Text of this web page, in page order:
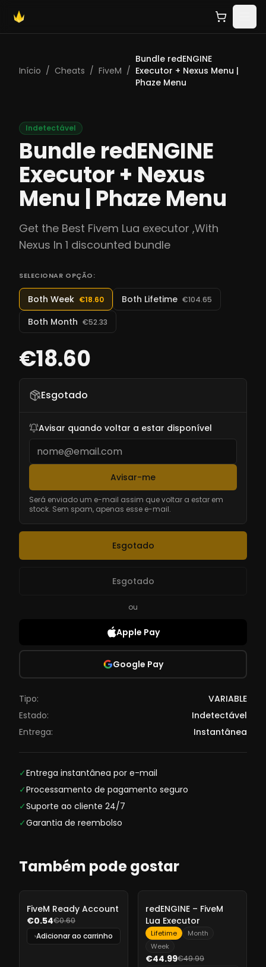
Início / Cheats / FiveM /
Bundle redENGINE
Executor + Nexus Menu |
Phaze Menu
Indetectável
Bundle redENGINE
Executor + Nexus
Menu | Phaze Menu
Get the Best Fivem Lua executor ,With
Nexus In 1 discounted bundle
SELECIONAR OPÇÃO:
Both Week €18.60 Both Lifetime €104.65
Both Month €52.33
€18.60
Esgotado
Avisar quando voltar a estar disponível
Avisar-me
Será enviado um e-mail assim que voltar a estar em
stock. Sem spam, apenas esse e-mail.
Esgotado
Esgotado
ou
Apple Pay
Google Pay
Tipo:
VARIABLE
Estado:
Indetectável
Entrega:
Instantânea
✓Entrega instantânea por e-mail
✓Processamento de pagamento seguro
✓Suporte ao cliente 24/7
✓Garantia de reembolso
Também pode gostar
FiveM Ready Account
€0.54€0.60
Adicionar ao carrinho
10%
redENGINE – FiveM
Lua Executor
Lifetime
Month
Week
€44.99€49.99